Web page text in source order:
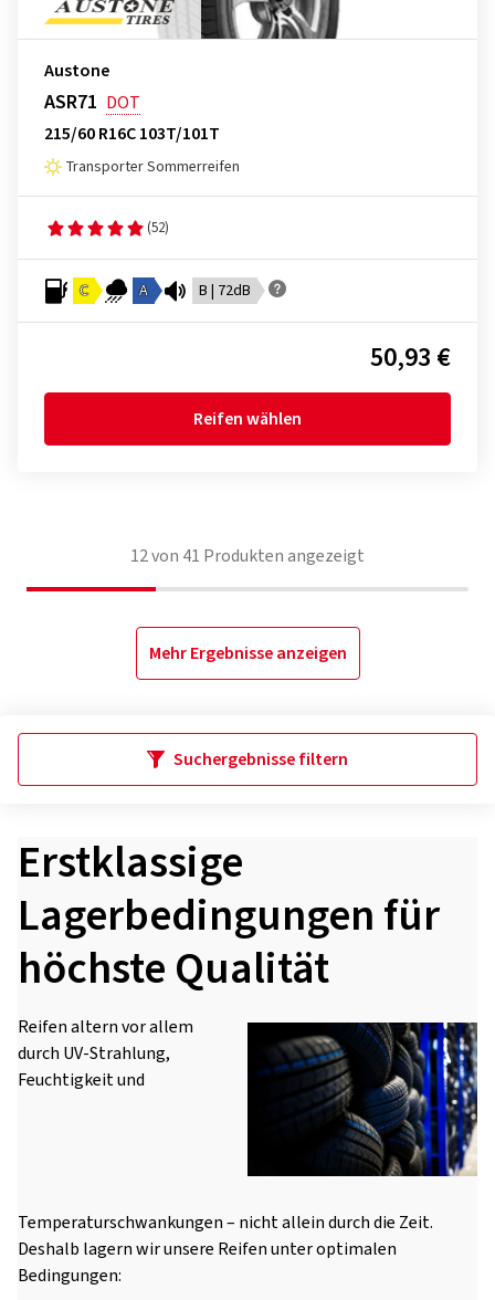
Austone
ASR71 DOT
215/60 R16C 103T/101T
Transporter Sommerreifen
(52)
C A B | 72dB
50,93 €
Reifen wählen
12von 41 Produkten angezeigt
Mehr Ergebnisse anzeigen
Suchergebnisse filtern
Erstklassige
Lagerbedingungen für
höchste Qualität
Reifen altern vor allem
durch UV-Strahlung,
Feuchtigkeit und
Temperaturschwankungen – nicht allein durch die Zeit.
Deshalb lagern wir unsere Reifen unter optimalen
Bedingungen: